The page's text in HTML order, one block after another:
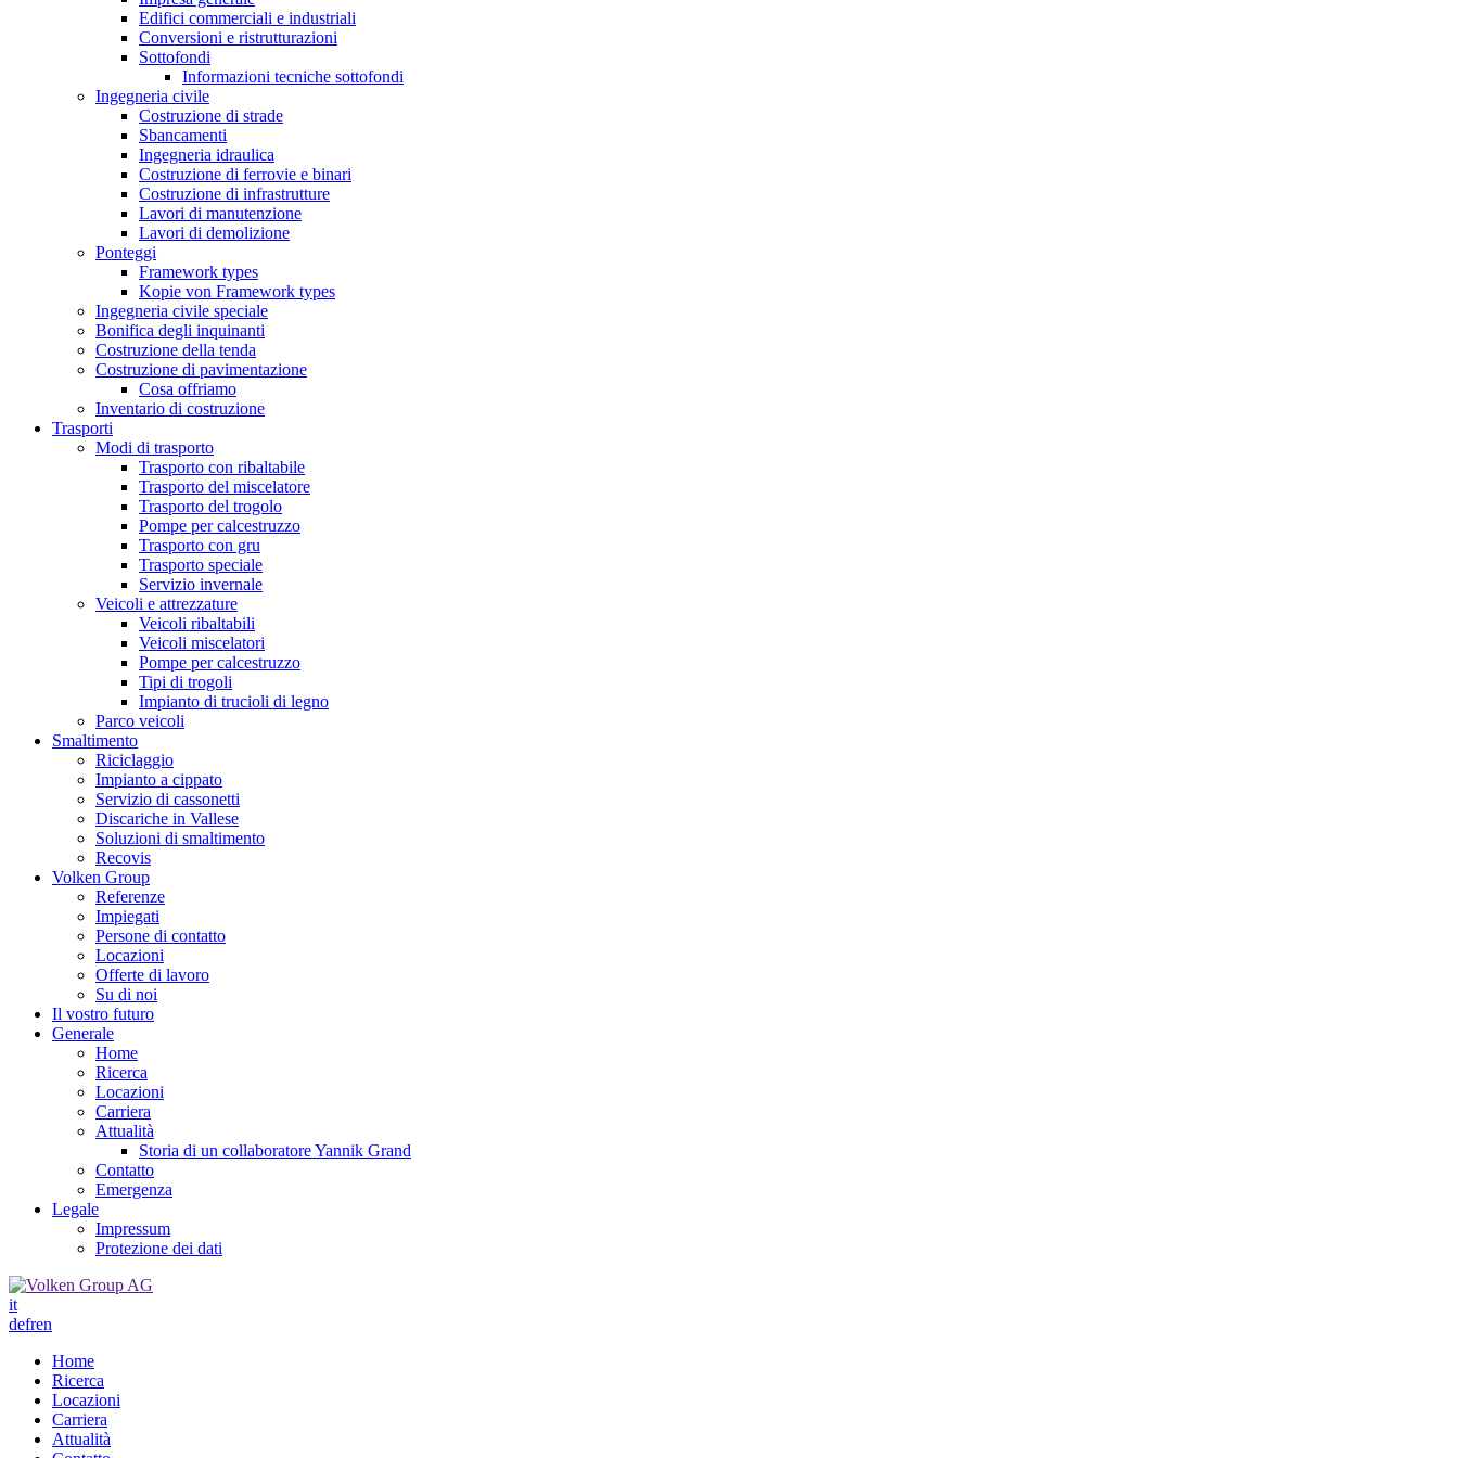
Edifici commerciali e industriali
Conversioni e ristrutturazioni
Sottofondi
Informazioni tecniche sottofondi
Ingegneria civile
Costruzione di strade
Sbancamenti
Ingegneria idraulica
Costruzione di ferrovie e binari
Costruzione di infrastrutture
Lavori di manutenzione
Lavori di demolizione
Ponteggi
Framework types
Kopie von Framework types
Ingegneria civile speciale
Bonifica degli inquinanti
Costruzione della tenda
Costruzione di pavimentazione
Cosa offriamo
Inventario di costruzione
Trasporti
Modi di trasporto
Trasporto con ribaltabile
Trasporto del miscelatore
Trasporto del trogolo
Pompe per calcestruzzo
Trasporto con gru
Trasporto speciale
Servizio invernale
Veicoli e attrezzature
Veicoli ribaltabili
Veicoli miscelatori
Pompe per calcestruzzo
Tipi di trogoli
Impianto di trucioli di legno
Parco veicoli
Smaltimento
Riciclaggio
Impianto a cippato
Servizio di cassonetti
Discariche in Vallese
Soluzioni di smaltimento
Recovis
Volken Group
Referenze
Impiegati
Persone di contatto
Locazioni
Offerte di lavoro
Su di noi
Il vostro futuro
Generale
Home
Ricerca
Locazioni
Carriera
Attualità
Storia di un collaboratore Yannik Grand
Contatto
Emergenza
Legale
Impressum
Protezione dei dati
it
defren
Home
Ricerca
Locazioni
Carriera
Attualità